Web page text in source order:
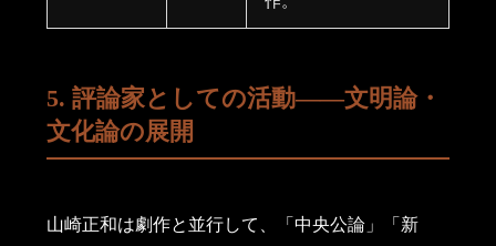
5. 評論家としての活動――文明論・
文化論の展開
山崎正和は劇作と並行して、「中央公論」「新